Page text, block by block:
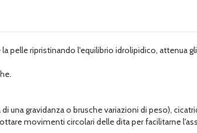
pelle ripristinando l'equilibrio idrolipidico, attenua
gravidanza o brusche variazioni di peso),
movimenti circolari delle dita per facilitarne